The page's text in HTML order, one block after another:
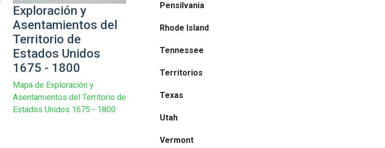
Exploración y
Asentamientos del
Territorio de
Estados Unidos
1675 - 1800
Mapa de Exploración y
Asentamientos del Territorio de
Estados Unidos 1675 - 1800
Pensilvania
Rhode Island
Tennessee
Territorios
Texas
Utah
Vermont